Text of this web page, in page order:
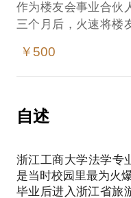
浙报大院：微信如何
余姚模式：三个月如
的商业模式。
作为楼友会事业合伙
三个月后，火速将楼
被多家媒体采访。
从龙井香茗到创业咖啡
从众创空间到创业大街
势如破竹的进行时。
我可以在以下方面针
￥500
自述
浙江工商大学法学专
是当时校园里最为火
毕业后进入浙江省旅